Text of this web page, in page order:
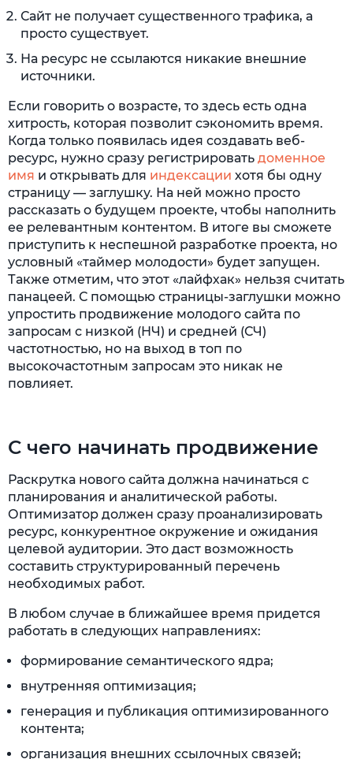
Сайт не получает существенного трафика, а
просто существует.
На ресурс не ссылаются никакие внешние
источники.
Если говорить о возрасте, то здесь есть одна
хитрость, которая позволит сэкономить время.
Когда только появилась идея создавать веб-
ресурс, нужно сразу регистрировать доменное
имя и открывать для индексации хотя бы одну
страницу — заглушку. На ней можно просто
рассказать о будущем проекте, чтобы наполнить
ее релевантным контентом. В итоге вы сможете
приступить к неспешной разработке проекта, но
условный «таймер молодости» будет запущен.
Также отметим, что этот «лайфхак» нельзя считать
панацеей. С помощью страницы-заглушки можно
упростить продвижение молодого сайта по
запросам с низкой (НЧ) и средней (СЧ)
частотностью, но на выход в топ по
высокочастотным запросам это никак не
повлияет.
С чего начинать продвижение
Раскрутка нового сайта должна начинаться с
планирования и аналитической работы.
Оптимизатор должен сразу проанализировать
ресурс, конкурентное окружение и ожидания
целевой аудитории. Это даст возможность
составить структурированный перечень
необходимых работ.
В любом случае в ближайшее время придется
работать в следующих направлениях:
формирование семантического ядра;
внутренняя оптимизация;
генерация и публикация оптимизированного
контента;
организация внешних ссылочных связей;